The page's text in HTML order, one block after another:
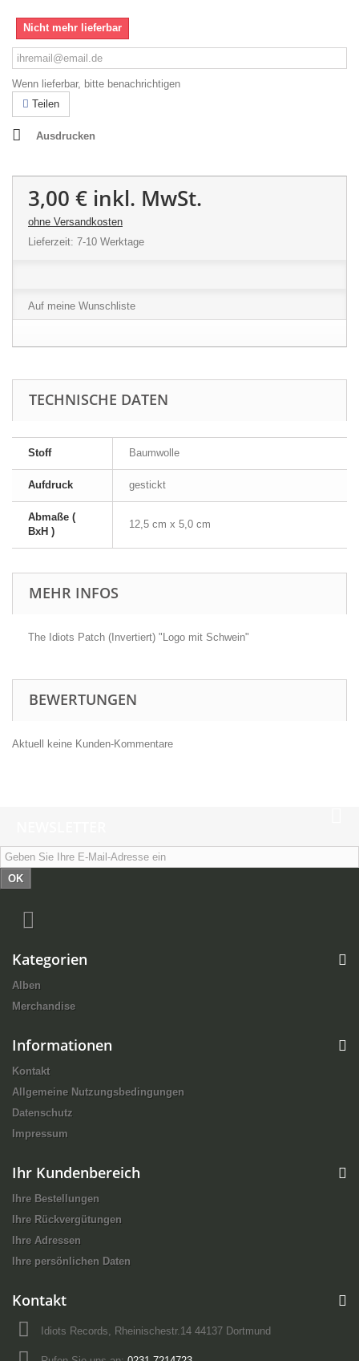
Nicht mehr lieferbar
Wenn lieferbar, bitte benachrichtigen
Teilen
Ausdrucken
3,00 € inkl. MwSt.
ohne Versandkosten
Lieferzeit: 7-10 Werktage
Auf meine Wunschliste
TECHNISCHE DATEN
Stoff Baumwolle
Aufdruck gestickt
Abmaße (
BxH )
12,5 cm x 5,0 cm
MEHR INFOS
The Idiots Patch (Invertiert) "Logo mit Schwein"
BEWERTUNGEN
Aktuell keine Kunden-Kommentare
OK
Kategorien
Alben
Merchandise
Informationen
Kontakt
Allgemeine Nutzungsbedingungen
Datenschutz
Impressum
Ihr Kundenbereich
Ihre Bestellungen
Ihre Rückvergütungen
Ihre Adressen
Ihre persönlichen Daten
Kontakt
Idiots Records, Rheinischestr.14 44137 Dortmund